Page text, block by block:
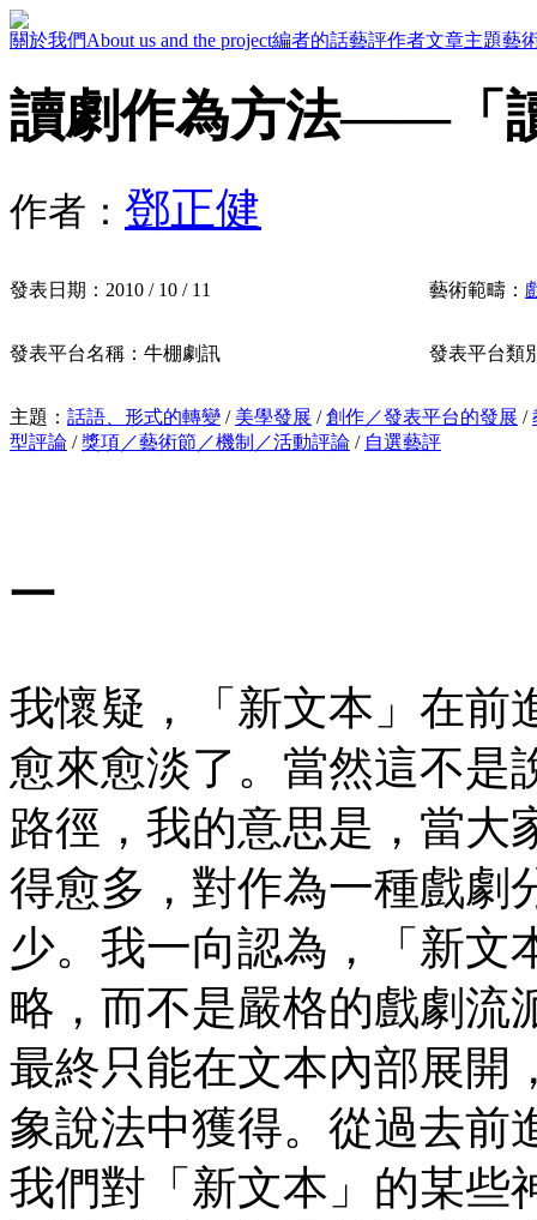
關於我們About us and the project編者的話藝評作者文章主題藝
讀劇作為方法——「
作者： 鄧正健
發表日期： 2010 / 10 / 11 藝術範疇：
發表平台名稱： 牛棚劇訊 發表平台類
主題： 話語、形式的轉變 / 美學發展 /創作／發表平台的發展 /
型評論 /獎項／藝術節／機制／活動評論 / 自選藝評
一
我懷疑，「新文本」在前
愈來愈淡了。當然這不是
路徑，我的意思是，當大
得愈多，對作為一種戲劇
少。我一向認為，「新文
略，而不是嚴格的戲劇流
最終只能在文本內部展開
象說法中獲得。從過去前
我們對「新文本」的某些